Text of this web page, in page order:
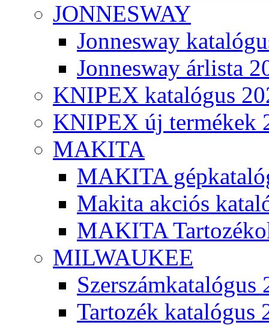
JONNESWAY
Jonnesway
Jonnesway árlista
KNIPEX katalógus
KNIPEX új termékek
MAKITA
MAKITA
Makita akciós
MAKITA
MILWAUKEE
Szerszámkatalógus
Tartozék katalógus